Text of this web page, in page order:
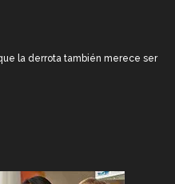
la derrota también merece ser